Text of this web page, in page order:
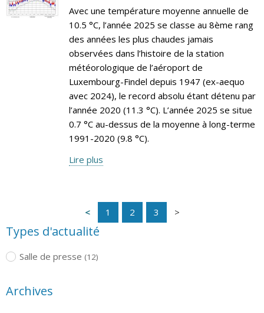
Avec une température moyenne annuelle de
10.5 °C, l’année 2025 se classe au 8ème rang
des années les plus chaudes jamais
observées dans l’histoire de la station
météorologique de l’aéroport de
Luxembourg-Findel depuis 1947 (ex-aequo
avec 2024), le record absolu étant détenu par
l’année 2020 (11.3 °C). L’année 2025 se situe
0.7 °C au-dessus de la moyenne à long-terme
1991-2020 (9.8 °C).
Lire plus
1 2 3
Types d'actualité
Salle de presse (12)
Archives